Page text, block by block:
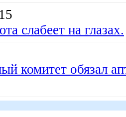
слабеет на глазах.
комитет обязал